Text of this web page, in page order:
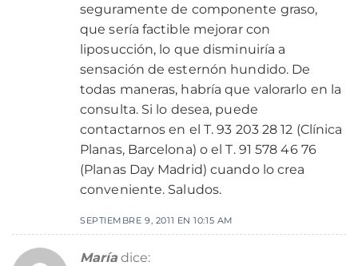
seguramente de componente graso,
que sería factible mejorar con
liposucción, lo que disminuiría a
sensación de esternón hundido. De
todas maneras, habría que valorarlo en la
consulta. Si lo desea, puede
contactarnos en el T. 93 203 28 12 (Clínica
Planas, Barcelona) o el T. 91 578 46 76
(Planas Day Madrid) cuando lo crea
conveniente. Saludos.
SEPTIEMBRE 9, 2011 EN 10:15 AM
María dice: